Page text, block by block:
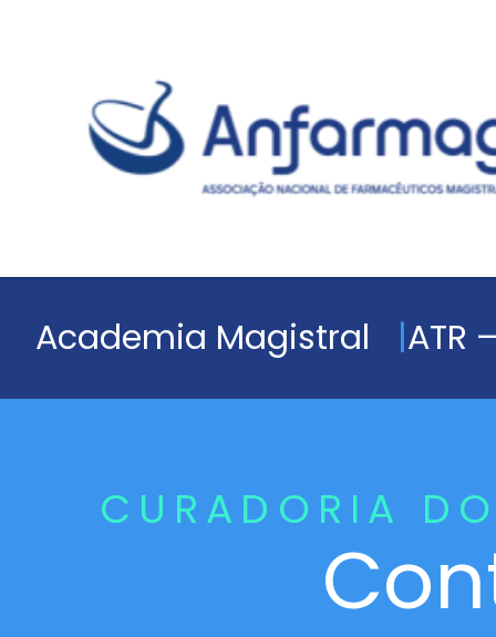
Academia Magistral ATR
CURADORIA